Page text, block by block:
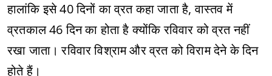
हालांकि इसे 40 दिनों का व्रत कहा जाता है, वास्तव में
व्रतकाल 46 दिन का होता है क्योंकि रविवार को व्रत नहीं
रखा जाता। रविवार विश्राम और व्रत को विराम देने के दिन
होते हैं।